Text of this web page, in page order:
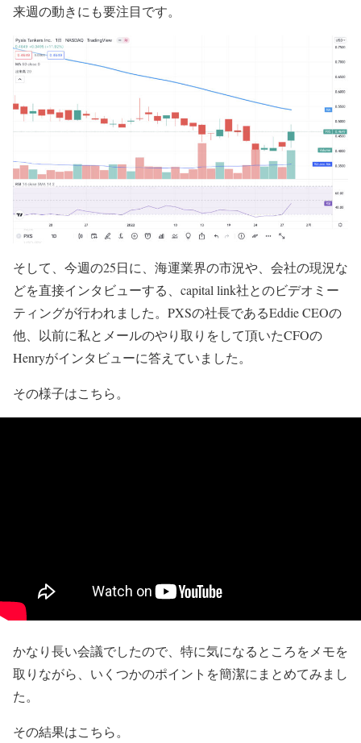
来週の動きにも要注目です。
そして、今週の25日に、海運業界の市況や、会社の現況な
どを直接インタビューする、capital link社とのビデオミー
ティングが行われました。PXSの社長であるEddie CEOの
他、以前に私とメールのやり取りをして頂いたCFOの
Henryがインタビューに答えていました。
その様子はこちら。
かなり長い会議でしたので、特に気になるところをメモを
取りながら、いくつかのポイントを簡潔にまとめてみまし
た。
その結果はこちら。